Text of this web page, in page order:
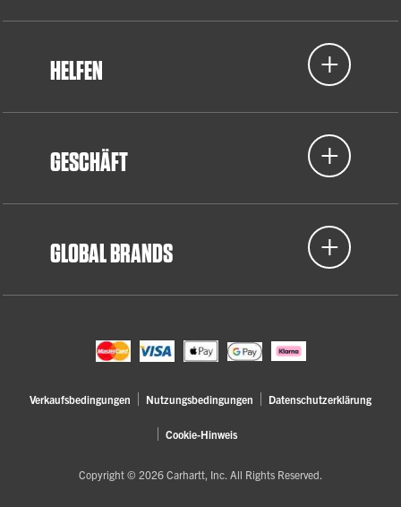
HELFEN
GESCHÄFT
GLOBAL BRANDS
Verkaufsbedingungen Nutzungsbedingungen Datenschutzerklärung
Cookie-Hinweis
Copyright © 2026 Carhartt, Inc. All Rights Reserved.